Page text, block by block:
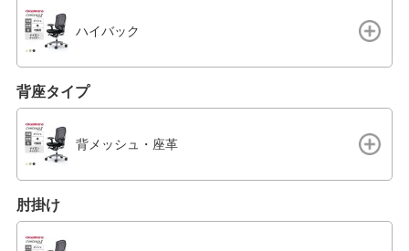
ハイバック
背座タイプ
背メッシュ・座革
肘掛け